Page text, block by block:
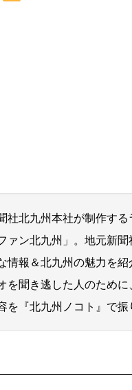
社北九州本社が制作する
ァン北九州」。地元新
情報＆北九州の魅力を紹
を聞き逃した人のために
を『北九州ノコト』で振